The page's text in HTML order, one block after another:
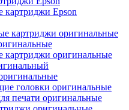
картриджи Epson
картриджи оригинальные
картриджи оригинальные
головки оригинальные
печати оригинальные